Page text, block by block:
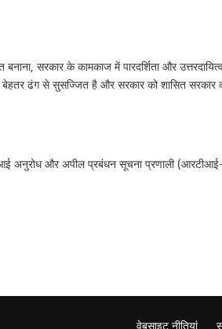
सरकार के कामकाज में पारदर्शिता और
ढंग से सुसज्जित है और सरकार को शासित सरकार
अनुरोध और अपील प्रबंधन सूचना प्रणाली